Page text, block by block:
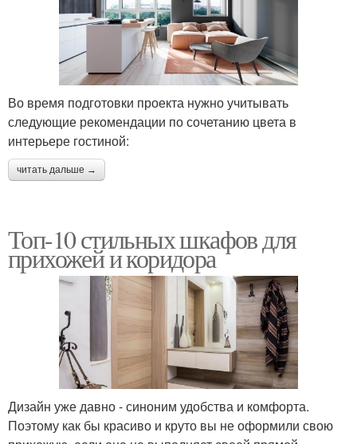
Во время подготовки проекта нужно учитывать
следующие рекомендации по сочетанию цвета в
интерьере гостиной:
читать дальше →
Топ-10 стильных шкафов для
прихожей и коридора
Дизайн уже давно - синоним удобства и комфорта.
Поэтому как бы красиво и круто вы не оформили свою